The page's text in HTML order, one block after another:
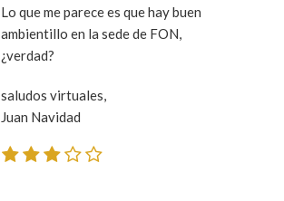
Lo que me parece es que hay buen
ambientillo en la sede de FON,
¿verdad?
saludos virtuales,
Juan Navidad